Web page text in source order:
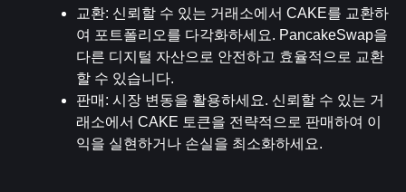
교환: 신뢰할 수 있는 거래소에서 CAKE를 교환하
여 포트폴리오를 다각화하세요. PancakeSwap을
다른 디지털 자산으로 안전하고 효율적으로 교환
할 수 있습니다.
판매 : 시장 변동을 활용하세요. 신뢰할 수 있는 거
래소에서 CAKE 토큰을 전략적으로 판매하여 이
익을 실현하거나 손실을 최소화하세요.